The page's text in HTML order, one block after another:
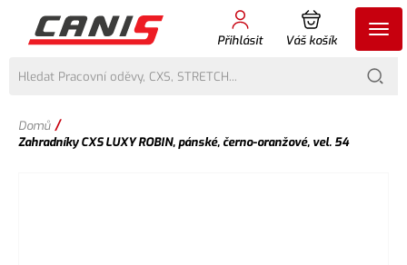
Přihlásit Váš košík
Domů /
Zahradníky CXS LUXY ROBIN, pánské, černo-oranžové, vel. 54